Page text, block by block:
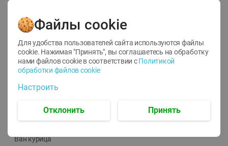
12
1.05 руб./
руб./шт
Корм влаж. для кош. с
Ван курица
ТОФУ Vegetus ТВЕРДЫЙ
Файлы cookie
Для удобства пользователей сайта используются файлы
cookie. Нажимая "Принять", вы соглашаетесь на обработку
нами файлов cookie в соответствии с Политикой
обработки файлов cookie
Настроить
Отклонить Принять